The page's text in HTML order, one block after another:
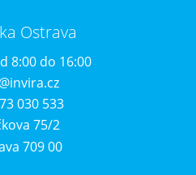
Ostrava
8:00 do 16:00
030 533
75/2
709 00